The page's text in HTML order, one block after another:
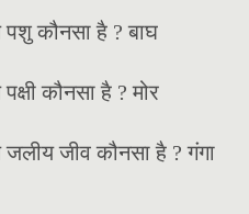
पशु कौनसा है ? बाघ
कौनसा है ? मोर
जलीय जीव कौनसा है ? गंगा